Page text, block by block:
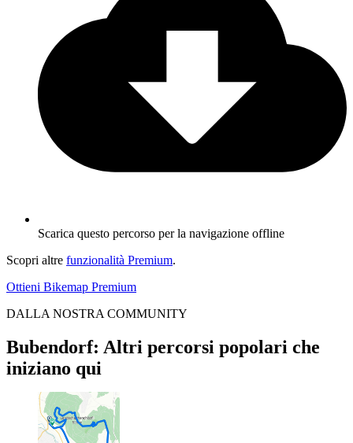
Scarica questo percorso per la navigazione offline
Scopri altre funzionalità Premium.
Ottieni Bikemap Premium
DALLA NOSTRA COMMUNITY
Bubendorf: Altri percorsi popolari che
iniziano qui